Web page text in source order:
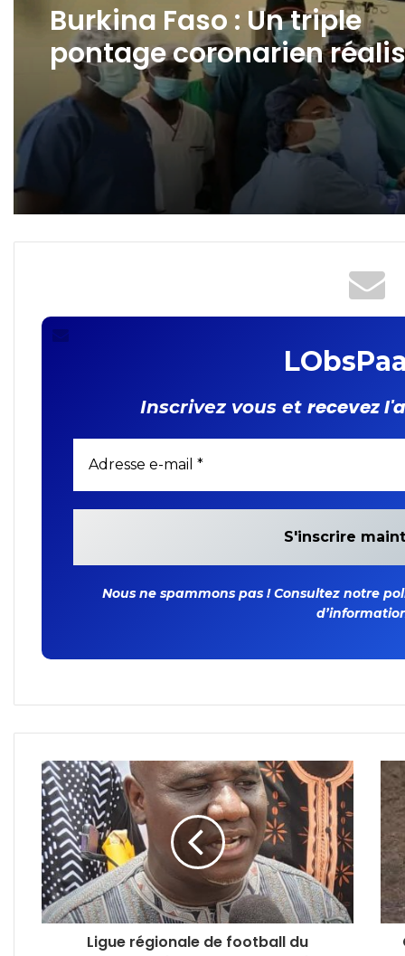
Tenkodogo: une visite
inopinée du ministre
Kargougou à la rencontre
des héros de la nuit
Inscrivez vous et recevez
Nous ne spammons pas ! Consultez notre
Ligue régionale de football du